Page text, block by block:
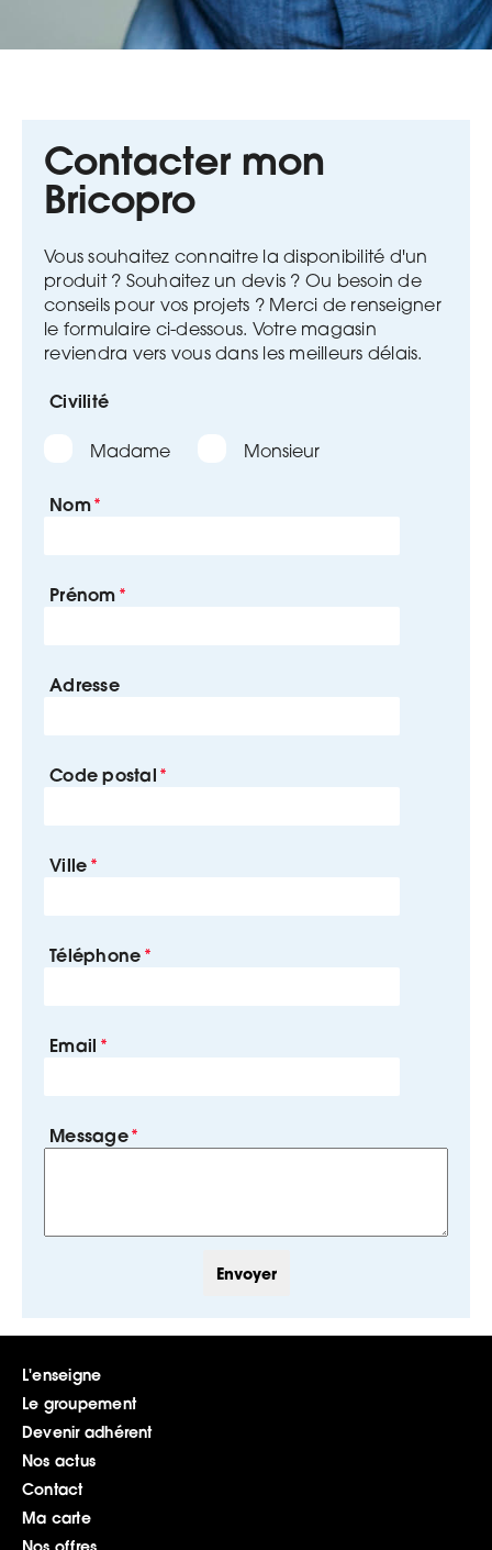
Contacter mon
Bricopro
Vous souhaitez connaitre la disponibilité d'un
produit ? Souhaitez un devis ? Ou besoin de
conseils pour vos projets ?Merci de renseigner
le formulaire ci-dessous. Votre magasin
reviendra vers vous dans les meilleurs délais.
Civilité
Madame Monsieur
Nom
Prénom
Adresse
Code postal
Ville
Téléphone
Email
Message
L'enseigne
Le groupement
Devenir adhérent
Nos actus
Contact
Ma carte